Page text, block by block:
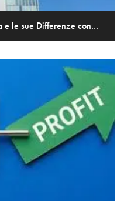
e le sue Differenze con...